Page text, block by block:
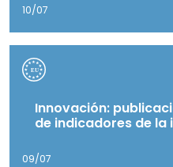
10/07
Innovación:
de indicadores de la
09/07